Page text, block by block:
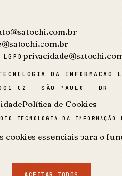
DA INFORMACAO
02 · SÃO PAULO · BR
Política de Cookies
TECNOLOGIA DA
cookies essenciais para o